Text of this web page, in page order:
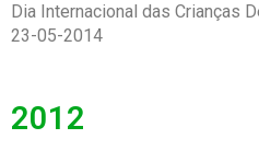
Dia Internacional das Crianças
23-05-2014
2012